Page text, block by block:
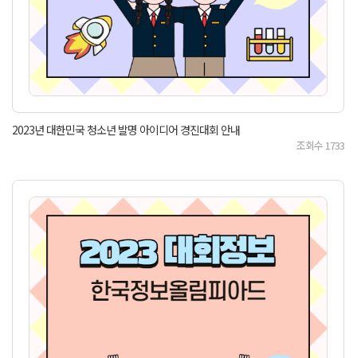
2023년 대한민국 청소년 발명 아이디어 경진대회 안내
조회수1733